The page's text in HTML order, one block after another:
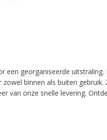
een georganiseerde uitstraling.
binnen als buiten
van onze snelle levering.